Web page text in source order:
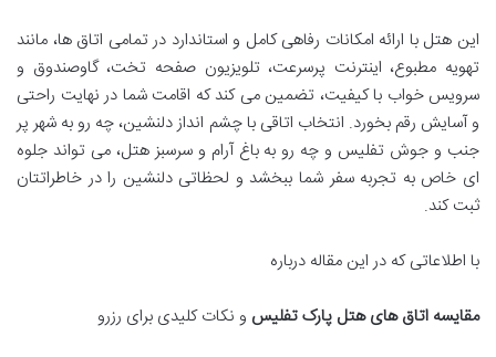
این هتل با ارائه امکانات رفاهی کامل و استاندارد در تمامی اتاق ها، مانند
تهویه مطبوع، اینترنت پرسرعت، تلویزیون صفحه تخت، گاوصندوق و
سرویس خواب با کیفیت، تضمین می کند که اقامت شما در نهایت راحتی
و آسایش رقم بخورد. انتخاب اتاقی با چشم انداز دلنشین، چه رو به شهر پر
جنب و جوش تفلیس و چه رو به باغ آرام و سرسبز هتل، می تواند جلوه
ای خاص به تجربه سفر شما ببخشد و لحظاتی دلنشین را در خاطراتتان
ثبت کند.
با اطلاعاتی که در این مقاله درباره
مقایسه اتاق های هتل پارک تفلیس و نکات کلیدی برای رزرو